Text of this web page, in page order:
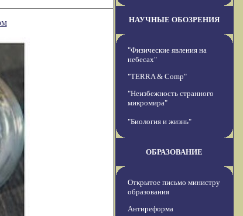
НАУЧНЫЕ ОБОЗРЕНИЯ
"Физические явления на
небесах"
"TERRA & Comp"
"Неизбежность странного
микромира"
"Биология и жизнь"
ОБРАЗОВАНИЕ
Открытое письмо министру
образования
Антиреформа